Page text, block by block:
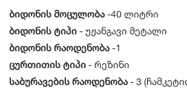
ბიდონის მოცულობა-40 ლიტრი
ბიდონის ტიპი - უჟანგავი მეტალი
ბიდონის რაოდენობა-1
ცურთითის ტიპი - რეზინი
საბურავების რაოდენობა- 3